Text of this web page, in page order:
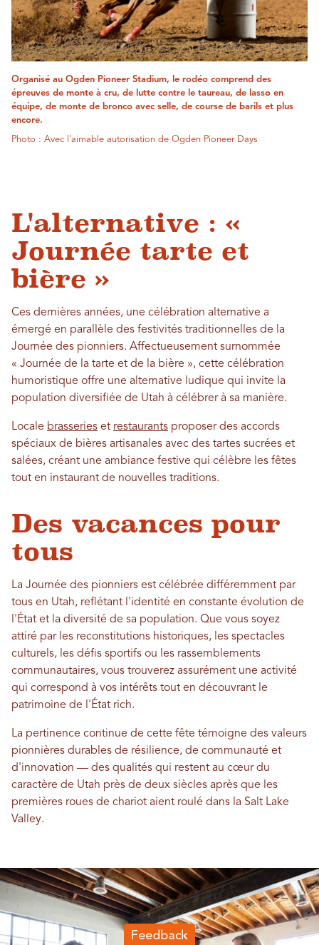
Organisé au Ogden Pioneer Stadium, le rodéo comprend des
épreuves de monte à cru, de lutte contre le taureau, de lasso en
équipe, de monte de bronco avec selle, de course de barils et plus
encore.
Photo : Avec l'aimable autorisation de Ogden Pioneer Days
L'alternative : «
Journée tarte et
bière »
Ces dernières années, une célébration alternative a
émergé en parallèle des festivités traditionnelles de la
Journée des pionniers. Affectueusement surnommée
« Journée de la tarte et de la bière », cette célébration
humoristique offre une alternative ludique qui invite la
population diversifiée de Utah à célébrer à sa manière.
Locale brasseries et restaurants proposer des accords
spéciaux de bières artisanales avec des tartes sucrées et
salées, créant une ambiance festive qui célèbre les fêtes
tout en instaurant de nouvelles traditions.
Des vacances pour
tous
La Journée des pionniers est célébrée différemment par
tous en Utah, reflétant l'identité en constante évolution de
l'État et la diversité de sa population. Que vous soyez
attiré par les reconstitutions historiques, les spectacles
culturels, les défis sportifs ou les rassemblements
communautaires, vous trouverez assurément une activité
qui correspond à vos intérêts tout en découvrant le
patrimoine de l'État rich.
La pertinence continue de cette fête témoigne des valeurs
pionnières durables de résilience, de communauté et
d'innovation — des qualités qui restent au cœur du
caractère de Utah près de deux siècles après que les
premières roues de chariot aient roulé dans la Salt Lake
Valley.